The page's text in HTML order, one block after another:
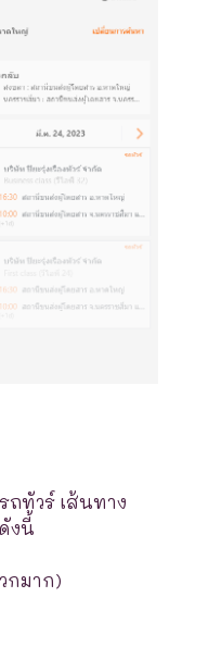
ถทัวร์ เส้นทาง
งนี้
กมาก)